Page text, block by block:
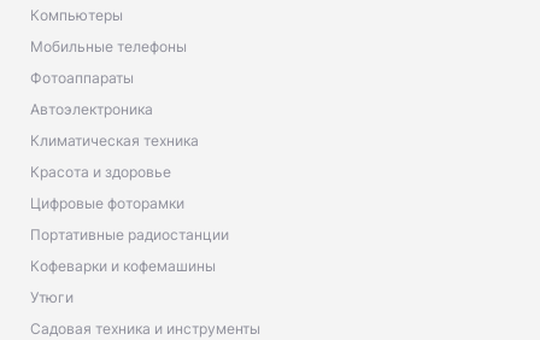
Компьютеры
Мобильные телефоны
Фотоаппараты
Автоэлектроника
Климатическая техника
Красота и здоровье
Цифровые фоторамки
Портативные радиостанции
Кофеварки и кофемашины
Утюги
Садовая техника и инструменты